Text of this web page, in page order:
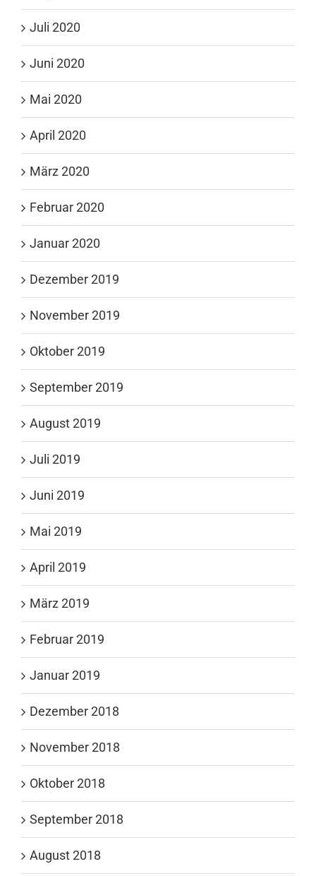
Juli 2020
Juni 2020
Mai 2020
April 2020
März 2020
Februar 2020
Januar 2020
Dezember 2019
November 2019
Oktober 2019
September 2019
August 2019
Juli 2019
Juni 2019
Mai 2019
April 2019
März 2019
Februar 2019
Januar 2019
Dezember 2018
November 2018
Oktober 2018
September 2018
August 2018